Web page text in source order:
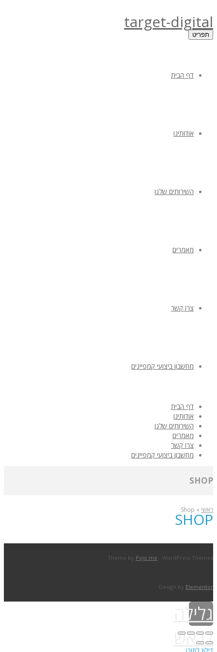
target-digital
תפריט
דף הבית
אודותינו
השירותים שלנו
מאמרים
צרו קשר
מחשבון ביצועי קמפיינים
דף הבית
אודותינו
השירותים שלנו
מאמרים
צרו קשר
מחשבון ביצועי קמפיינים
SHOP
ראשי »
Shop
SHOP
Theme by Pojo.me - WordPress Themes
Design by Elementor
גלילה
לראש
דילוג לתוכן